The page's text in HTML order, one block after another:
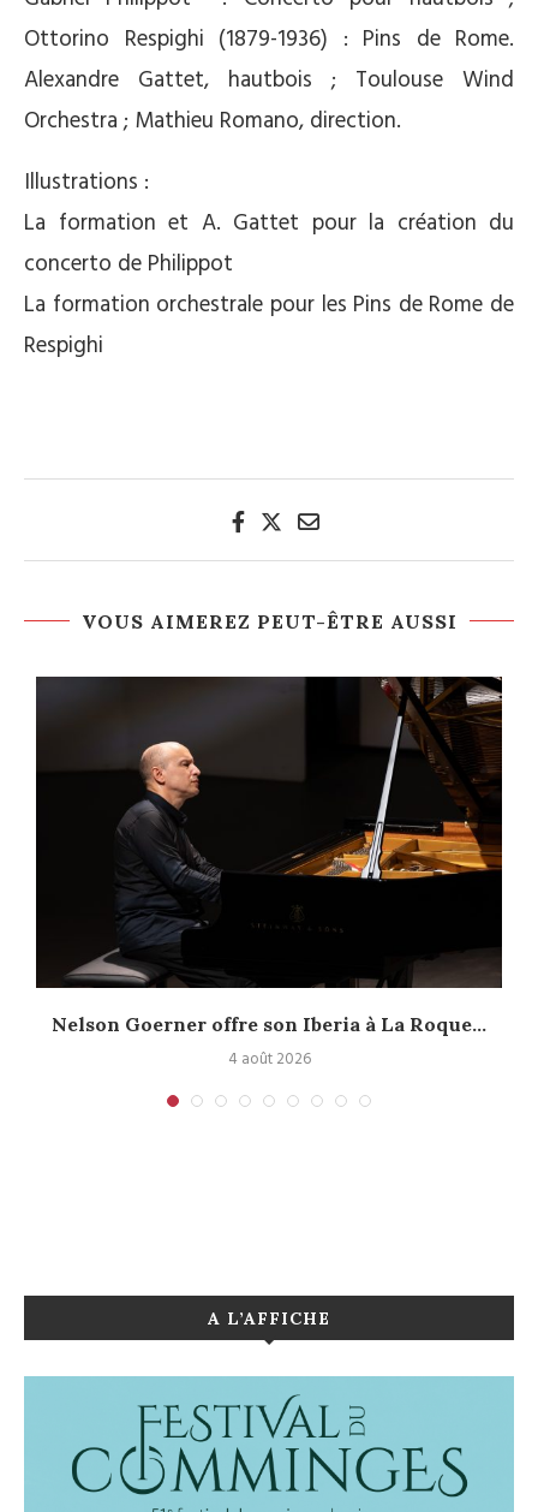
Ottorino Respighi (1879-1936) : Pins de Rome.
Alexandre Gattet, hautbois ; Toulouse Wind
Orchestra ; Mathieu Romano, direction.
Illustrations :
La formation et A. Gattet pour la création du
concerto de Philippot
La formation orchestrale pour les Pins de Rome de
Respighi
VOUS AIMEREZ PEUT-ÊTRE AUSSI
Nelson Goerner offre son Iberia à La Roque...
4 août 2026
A L’AFFICHE